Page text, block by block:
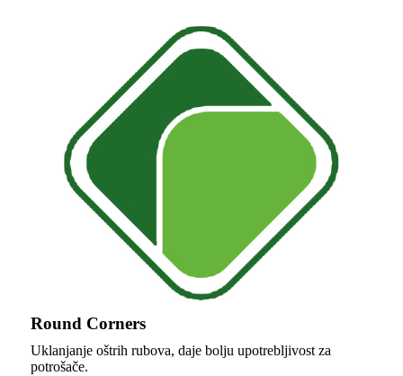
Round Corners
Uklanjanje oštrih rubova, daje bolju upotrebljivost za
potrošače.